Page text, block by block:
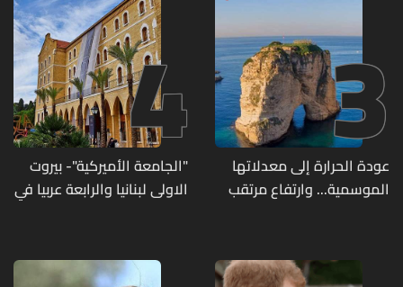
3
عودة الحرارة إلى معدلاتها
الموسمية... وارتفاع مرتقب
4
"الجامعة الأميركية"- بيروت
الاولى لبنانيا والرابعة عربيا في